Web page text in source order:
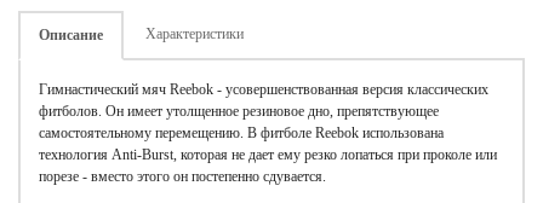
Описание Характеристики
Гимнастический мяч Reebok - усовершенствованная версия классических
фитболов. Он имеет утолщенное резиновое дно, препятствующее
самостоятельному перемещению. В фитболе Reebok использована
технология Anti-Burst, которая не дает ему резко лопаться при проколе или
порезе - вместо этого он постепенно сдувается.